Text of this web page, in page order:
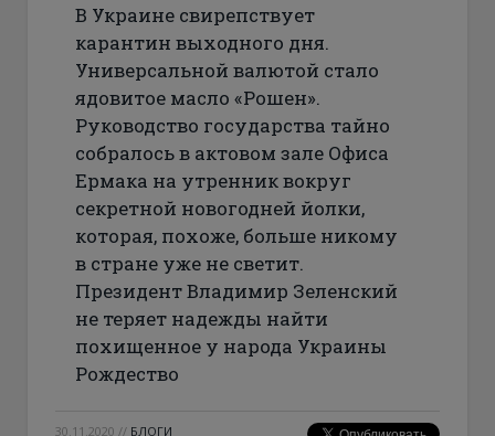
В Украине свирепствует
карантин выходного дня.
Универсальной валютой стало
ядовитое масло «Рошен».
Руководство государства тайно
собралось в актовом зале Офиса
Ермака на утренник вокруг
секретной новогодней йолки,
которая, похоже, больше никому
в стране уже не светит.
Президент Владимир Зеленский
не теряет надежды найти
похищенное у народа Украины
Рождество
30.11.2020 // БЛОГИ